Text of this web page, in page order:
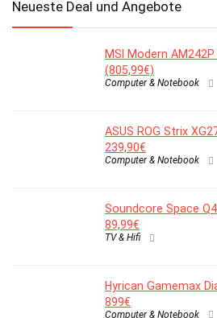
Neueste Deal und Angebote
MSI Modern
(805,99€)
Computer & Notebook
ASUS ROG Strix
239,90€
Computer & Notebook
Soundcore Space
89,99€
TV & Hifi
Hyrican Gamemax
899€
Computer & Notebook